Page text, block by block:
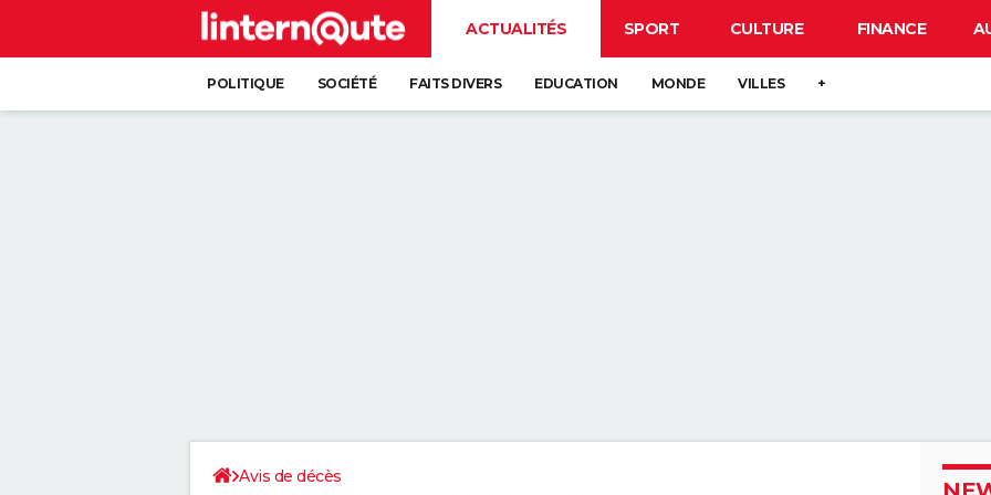
ACTUALITÉS SPORT CULTURE FINANCE
POLITIQUE SOCIÉTÉ FAITS DIVERS EDUCATION MONDE VILLES +
Avis de décès